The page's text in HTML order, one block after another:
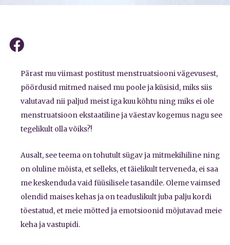
Pärast mu viimast postitust menstruatsiooni vägevusest,
pöördusid mitmed naised mu poole ja küsisid, miks siis
valutavad nii paljud meist iga kuu kõhtu ning miks ei ole
menstruatsioon ekstaatiline ja väestav kogemus nagu see
tegelikult olla võiks?!
Ausalt, see teema on tohutult sügav ja mitmekihiline ning
on oluline mõista, et selleks, et täielikult terveneda, ei saa
me keskenduda vaid füüsilisele tasandile. Oleme vaimsed
olendid maises kehas ja on teaduslikult juba palju kordi
tõestatud, et meie mõtted ja emotsioonid mõjutavad meie
keha ja vastupidi.